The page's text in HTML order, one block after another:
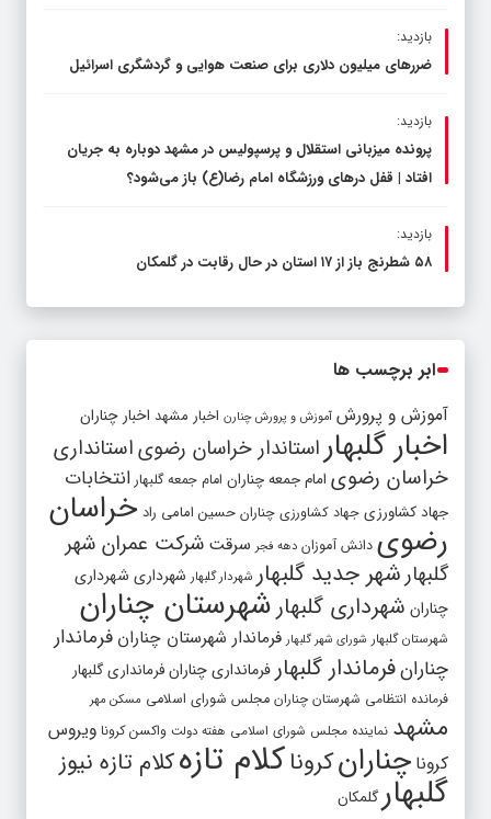
بازدید:
ضررهای میلیون دلاری برای صنعت هوایی و گردشگری اسرائیل
بازدید:
پرونده میزبانی استقلال و پرسپولیس در مشهد دوباره به جریان
افتاد | قفل در‌های ورزشگاه امام رضا(ع) باز می‌شود؟
بازدید:
۵۸ شطرنج‌ باز از ۱۷ استان در حال رقابت در گلمکان
ابر برچسب ها
آموزش و پرورش آموزش و پرورش چنارن اخبار مشهد اخبار چناران
اخبار گلبهار استاندار خراسان رضویاستانداری
خراسان رضوی امام جمعه چناران امام جمعه گلبهار انتخابات
جهاد کشاورزی جهاد کشاورزی چناران حسین امامی راد خراسان
رضوی دانش آموزان دهه فجر سرقت شرکت عمران شهر
گلبهارشهر جدید گلبهار شهردار گلبهار شهرداری شهرداری
چناران شهرداری گلبهار شهرستان چناران
شهرستان گلبهار شورای شهر گلبهار فرماندار شهرستان چناران فرماندار
چنارانفرماندار گلبهار فرمانداری چنارانفرمانداری گلبهار
فرمانده انتظامی شهرستان چناران مجلس شورای اسلامی مسکن مهر
مشهد نماینده مجلس شورای اسلامی هفته دولت واکسن کرونا ویروس
کرونا چنارانکروناکلام تازهکلام تازه نیوز
گلبهارگلمکان